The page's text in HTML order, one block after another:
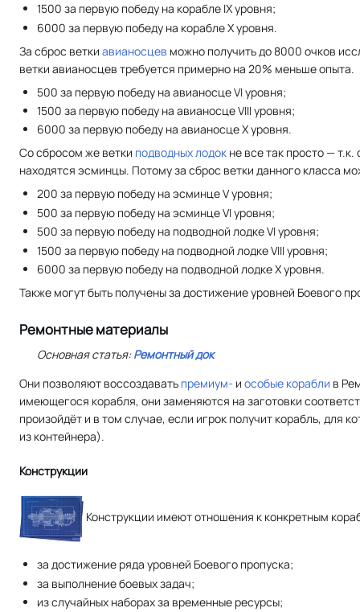
1500 за первую победу на корабле IX уровня;
6000 за первую победу на корабле X уровня.
За сброс ветки авианосцев можно получить до 8000 очков
ветки авианосцев требуется примерно на 20% меньше опыта.
500 за первую победу на авианосце VI уровня;
1500 за первую победу на авианосце VIII уровня;
6000 за первую победу на авианосце X уровня.
Со сбросом же ветки подводных лодок не все так просто —
находятся эсминцы. Потому за сброс ветки данного класса
200 за первую победу на эсминце V уровня;
500 за первую победу на эсминце VI уровня;
500 за первую победу на подводной лодке VI уровня;
1500 за первую победу на подводной лодке VIII уровня;
6000 за первую победу на подводной лодке X уровня.
Также могут быть получены за достижение уровней Боевого
Ремонтные материалы
Основная статья:Ремонтный док
Они позволяют воссоздавать премиум- и особые корабли в
имеющегося корабля, они заменяются на заготовки
произойдёт и в том случае, если игрок получит корабль, для
из контейнера).
Конструкции
Конструкции имеют отношения к конкретным
за достижение ряда уровней Боевого пропуска;
за выполнение боевых задач;
из случайных наборах за временные ресурсы;